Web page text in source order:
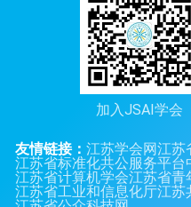
加入JSAI学会
友情链接：江苏学会网江苏
江苏省标准化共公服务平台
江苏省计算机学会江苏省青
江苏省工业和信息化厅江苏